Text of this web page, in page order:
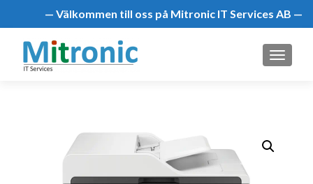
— Välkommen till oss på Mitronic IT Services AB —
MENU